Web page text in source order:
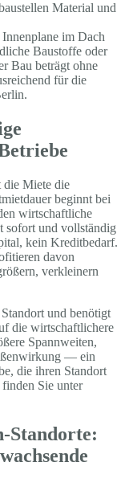
Material und
im Dach
Baustoffe oder
Bau beträgt ohne
für die
die Miete die
beginnt bei
wirtschaftliche
sofort und vollständig
kein Kreditbedarf.
davon
verkleinern
und benötigt
die wirtschaftlichere
Spannweiten,
— ein
die ihren Standort
Sie unter
Standorte: